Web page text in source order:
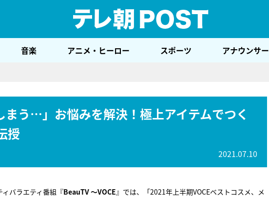
音楽 アニメ・ヒーロー スポーツ アナウンサー
まう…」お悩みを解決！極上アイテムでつく
授
2021.07.10
バラエティ番組『BeauTV ～VOCE』では、「2021年上半期VOCEベストコスメ、メ